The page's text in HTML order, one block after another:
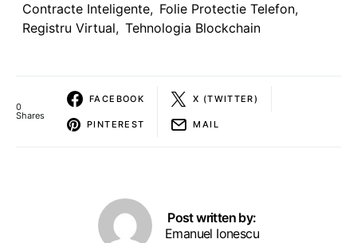
Contracte Inteligente, Folie Protectie Telefon,
Registru Virtual, Tehnologia Blockchain
0
Shares
FACEBOOK X (TWITTER)
PINTEREST MAIL
Post written by:
Emanuel Ionescu